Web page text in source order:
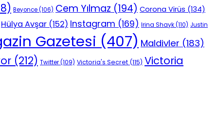
Beyonce(106) Cem Yılmaz (194) Corona Virüs (134)
Hülya Avşar (152) Instagram (169) Irina Shayk(110) Justin
Gazetesi (407) Maldivler (183)
(212) Twitter(109) Victoria's Secret (115) Victoria